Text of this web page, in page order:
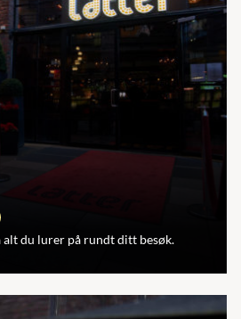
alt du lurer på rundt ditt besøk.